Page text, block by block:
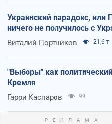
Украинский парадокс, или
ничего не получилось с
Виталий Портников 21,6 т.
"Выборы" как
Кремля
Гарри Каспаров 99